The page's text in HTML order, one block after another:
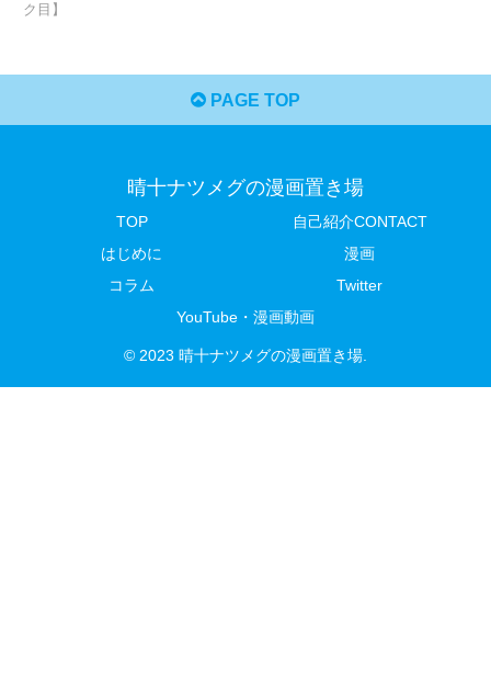
ク目】
PAGE TOP
晴十ナツメグの漫画置き場
TOP
自己紹介CONTACT
はじめに
漫画
コラム
Twitter
YouTube・漫画動画
© 2023 晴十ナツメグの漫画置き場.